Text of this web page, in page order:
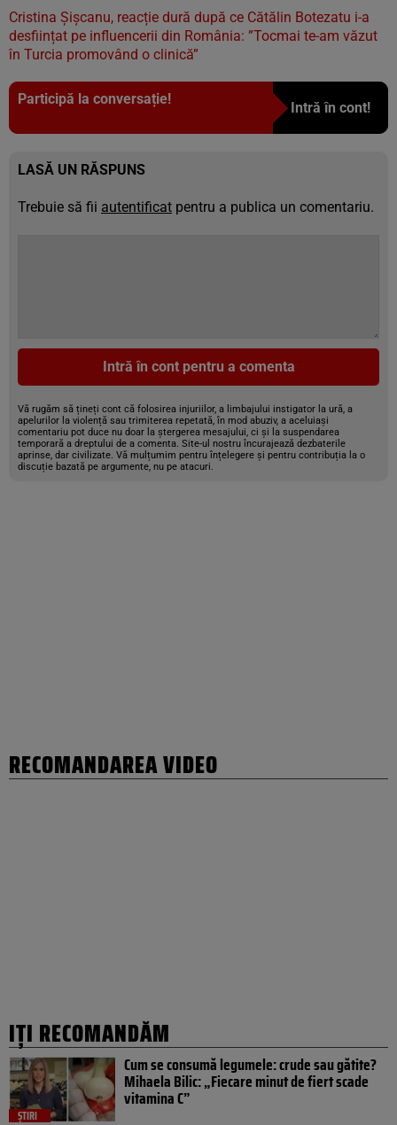
Cristina Șișcanu, reacție dură după ce Cătălin Botezatu i-a
desființat pe influencerii din România: ”Tocmai te-am văzut
în Turcia promovând o clinică”
Participă la conversație!
Intră în cont!
LASĂ UN RĂSPUNS
Trebuie să fii autentificat pentru a publica un comentariu.
Intră în cont pentru a comenta
Vă rugăm să țineți cont că folosirea injuriilor, a limbajului instigator la ură, a
apelurilor la violență sau trimiterea repetată, în mod abuziv, a aceluiași
comentariu pot duce nu doar la ștergerea mesajului, ci și la suspendarea
temporară a dreptului de a comenta. Site-ul nostru încurajează dezbaterile
aprinse, dar civilizate. Vă mulțumim pentru înțelegere și pentru contribuția la o
discuție bazată pe argumente, nu pe atacuri.
RECOMANDAREA VIDEO
IȚI RECOMANDĂM
ȘTIRI
Cum se consumă legumele: crude sau gătite?
Mihaela Bilic: „Fiecare minut de fiert scade
vitamina C”